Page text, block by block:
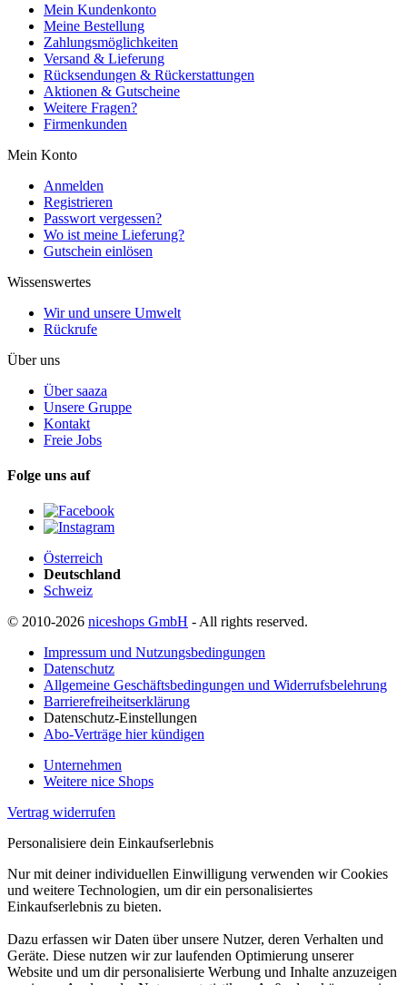
Mein Kundenkonto
Meine Bestellung
Zahlungsmöglichkeiten
Versand & Lieferung
Rücksendungen & Rückerstattungen
Aktionen & Gutscheine
Weitere Fragen?
Firmenkunden
Mein Konto
Anmelden
Registrieren
Passwort vergessen?
Wo ist meine Lieferung?
Gutschein einlösen
Wissenswertes
Wir und unsere Umwelt
Rückrufe
Über uns
Über saaza
Unsere Gruppe
Kontakt
Freie Jobs
Folge uns auf
Österreich
Deutschland
Schweiz
© 2010-2026 niceshops GmbH - All rights reserved.
Impressum und Nutzungsbedingungen
Datenschutz
Allgemeine Geschäftsbedingungen und Widerrufsbelehrung
Barrierefreiheitserklärung
Datenschutz-Einstellungen
Abo-Verträge hier kündigen
Unternehmen
Weitere nice Shops
Vertrag widerrufen
Personalisiere dein Einkaufserlebnis
Nur mit deiner individuellen Einwilligung verwenden wir Cookies
und weitere Technologien, um dir ein personalisiertes
Einkaufserlebnis zu bieten.
Dazu erfassen wir Daten über unsere Nutzer, deren Verhalten und
Geräte. Diese nutzen wir zur laufenden Optimierung unserer
Website und um dir personalisierte Werbung und Inhalte anzuzeigen